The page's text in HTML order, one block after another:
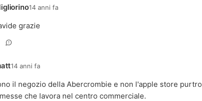
14 anni fa
grazie
14 anni fa
il negozio della Abercrombie e non l'apple store
che lavora nel centro commerciale.